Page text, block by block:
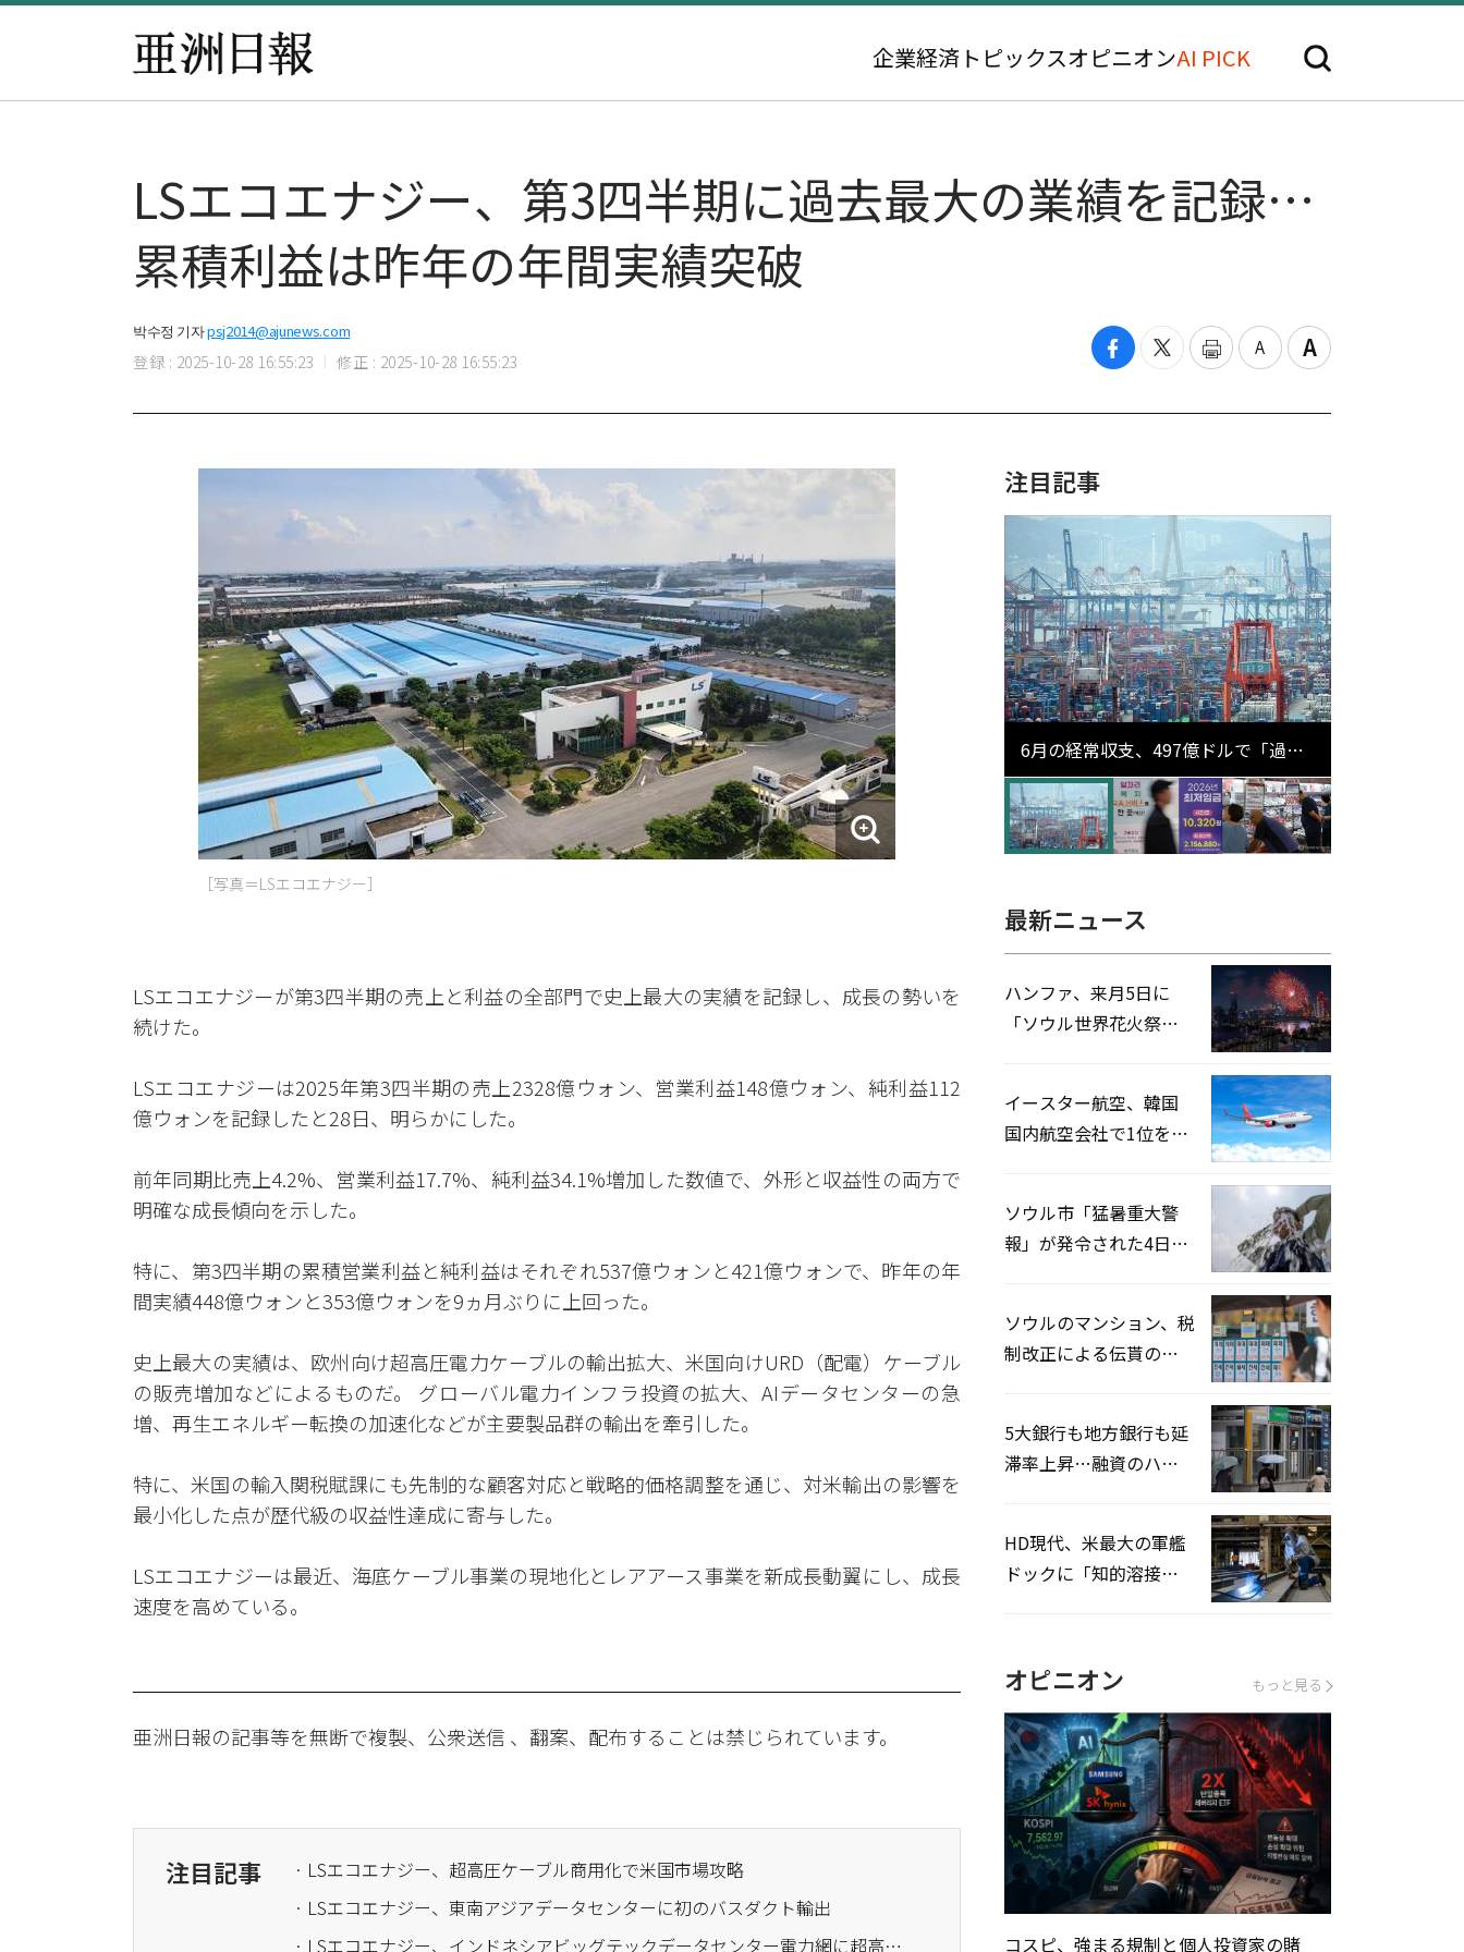
企業経済 トピックスオピニオンAI PICK
LSエコエナジー、第3四半期に過去最大の業績を記録…
累積利益は昨年の年間実績突破
박수정 기자psj2014@ajunews.com
登録 : 2025-10-28 16:55:23 修正 : 2025-10-28 16:55:23
［写真＝LSエコエナジー］
LSエコエナジーが第3四半期の売上と利益の全部門で史上最大の実績を記録し、成長の勢いを
続けた。
LSエコエナジーは2025年第3四半期の売上2328億ウォン、営業利益148億ウォン、純利益112
億ウォンを記録したと28日、明らかにした。
前年同期比売上4.2%、営業利益17.7%、純利益34.1%増加した数値で、外形と収益性の両方で
明確な成長傾向を示した。
特に、第3四半期の累積営業利益と純利益はそれぞれ537億ウォンと421億ウォンで、昨年の年
間実績448億ウォンと353億ウォンを9ヵ月ぶりに上回った。
史上最大の実績は、欧州向け超高圧電力ケーブルの輸出拡大、米国向けURD（配電）ケーブル
の販売増加などによるものだ。 グローバル電力インフラ投資の拡大、AIデータセンターの急
増、再生エネルギー転換の加速化などが主要製品群の輸出を牽引した。
特に、米国の輸入関税賦課にも先制的な顧客対応と戦略的価格調整を通じ、対米輸出の影響を
最小化した点が歴代級の収益性達成に寄与した。
LSエコエナジーは最近、海底ケーブル事業の現地化とレアアース事業を新成長動翼にし、成長
速度を高めている。
亜洲日報の記事等を無断で複製、公衆送信 、翻案、配布することは禁じられています。
注目記事
· LSエコエナジー、超高圧ケーブル商用化で米国市場攻略
· LSエコエナジー、東南アジアデータセンターに初のバスダクト輸出
· LSエコエナジー、インドネシアビッグテックデータセンター電力網に超高圧ケーブルを供給
注目記事
6月の経常収支、497億ドルで「過去
最大」…輸出が初の1000億ドル突破
最新ニュース
ハンファ、来月5日に
「ソウル世界花火祭り
イースター航空、韓国
国内航空会社で1位を記
ソウル市「猛暑重大警
報」が発令された4日、
ソウルのマンション、税
制改正による伝貰の月
5大銀行も地方銀行も延
滞率上昇…融資のハー
HD現代、米最大の軍艦
ドックに「知的溶接」
オピニオン もっと見る
コスピ、強まる規制と個人投資家の賭